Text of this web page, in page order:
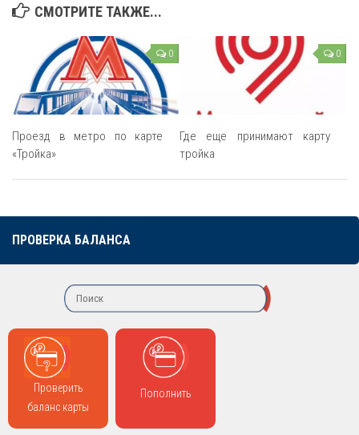
СМОТРИТЕ ТАКЖЕ...
0
Проезд в метро по карте
«Тройка»
0
Где еще принимают карту
тройка
ПРОВЕРКА БАЛАНСА
Проверить
баланс карты
Пополнить